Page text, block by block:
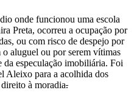
onde funcionou uma escola
Preta, ocorreu a ocupação por
ou com risco de despejo por
aluguel ou por serem vítimas
da especulação imobiliária. Foi
Aleixo para a acolhida dos
à moradia.